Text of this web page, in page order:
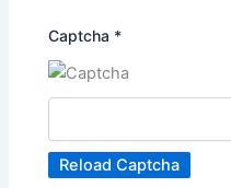
Captcha *
Reload Captcha